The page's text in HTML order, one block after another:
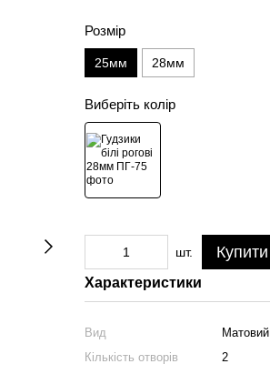
Розмір
25мм 28мм
Виберіть колір
шт. Купити
Характеристики
Вид
Матовий
Кількість отворів
2